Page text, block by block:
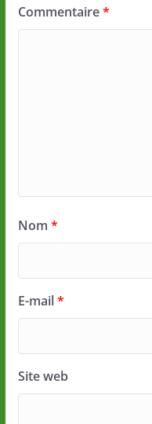
Commentaire*
Nom *
E-mail*
Site web